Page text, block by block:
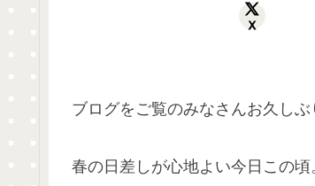
X
ブログをご覧のみなさんお久しぶ
春の日差しが心地よい今日この